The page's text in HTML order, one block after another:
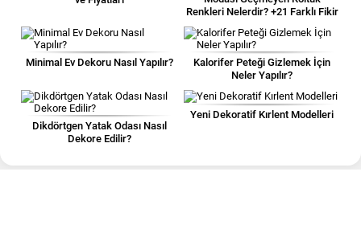
Renkleri Nelerdir? +21 Farklı Fikir
Minimal Ev Dekoru Nasıl Yapılır?
Kalorifer Peteği Gizlemek İçin
Neler Yapılır?
Dikdörtgen Yatak Odası Nasıl
Dekore Edilir?
Yeni Dekoratif Kırlent Modelleri